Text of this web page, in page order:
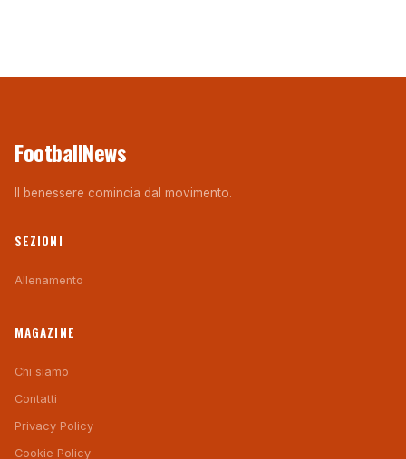
FootballNews
Il benessere comincia dal movimento.
SEZIONI
Allenamento
MAGAZINE
Chi siamo
Contatti
Privacy Policy
Cookie Policy